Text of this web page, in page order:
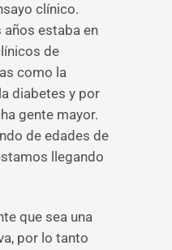
clínico.
años estaba en
de
como la
diabetes y por
gente mayor.
de edades de
llegando
que sea una
por lo tanto